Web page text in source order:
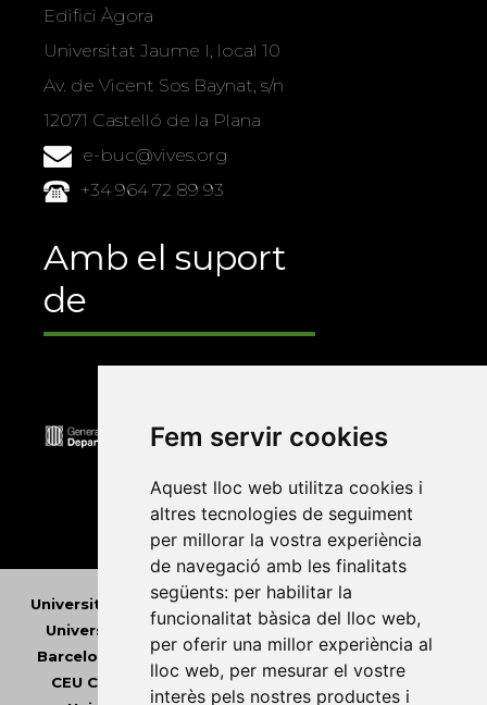
Fem servir cookies
Aquest lloc web utilitza cookies i
altres tecnologies de seguiment
per millorar la vostra experiència
de navegació amb les finalitats
següents: per habilitar la
funcionalitat bàsica del lloc web,
per oferir una millor experiència al
lloc web, per mesurar el vostre
interès pels nostres productes i
Edifici Àgora
Universitat Jaume I, local 10
Av. de Vicent Sos Baynat, s/n
12071 Castelló de la Plana
e-buc@vives.org
+34 964 72 89 93
Amb el suport
de
Universitat Abat Oliba CEU •Universitat d'Alacant
Universitat d'Andorra•Universitat Autònoma de
Barcelona
Universitat de Barcelona• Universitat
CEU Cardenal Herrera•Universitat de Girona